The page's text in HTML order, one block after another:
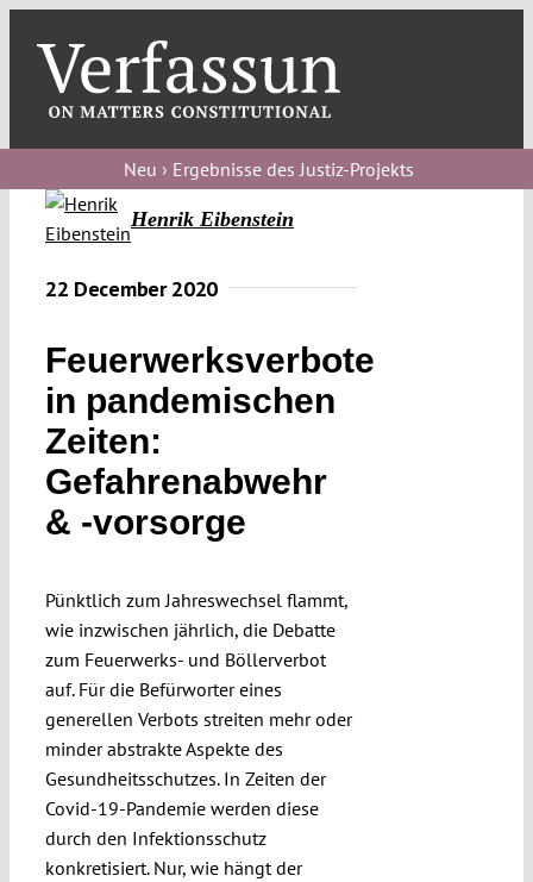
content
blog
Verfassungs
debate
Verfassungs
Verfassungs
editorial
About
Funding
Projects
Neu › Ergebnisse des Justiz-Projekts
Henrik Eibenstein
22 December 2020
Feuerwerksverbote
in pandemischen
Zeiten:
Gefahrenabwehr
& -vorsorge
Pünktlich zum Jahreswechsel flammt,
wie inzwischen jährlich, die Debatte
zum Feuerwerks- und Böllerverbot
auf. Für die Befürworter eines
generellen Verbots streiten mehr oder
minder abstrakte Aspekte des
Gesundheitsschutzes. In Zeiten der
Covid-19-Pandemie werden diese
durch den Infektionsschutz
konkretisiert. Nur, wie hängt der